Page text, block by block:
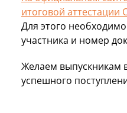
итоговой аттестации
Для этого
участника и номер
Желаем выпускникам
успешного